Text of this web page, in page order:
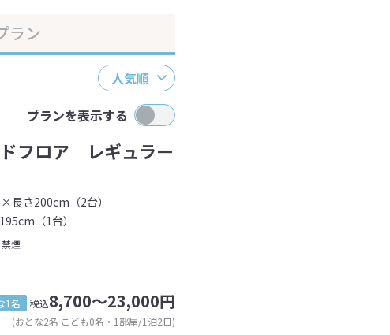
ラン
人気順
プランを表示する
ドフロア レギュラー
長さ200cm（2台）
（1台）
禁煙
1名 税込8,700～23,000円
(おとな2名 こども0名・1部屋/1泊2日)